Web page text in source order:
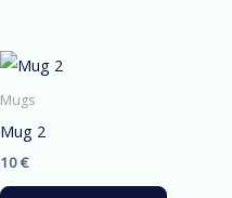
Mugs
Mug 2
10€